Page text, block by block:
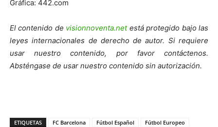
Gráfica: 442.com
El contenido de visionnoventa.netestá protegido bajo las
leyes internacionales de derecho de autor. Si requiere
usar nuestro contenido, por favor contáctenos.
Absténgase de usar nuestro contenido sin autorización.
ETIQUETAS FC Barcelona Fútbol Español
Fútbol Europeo